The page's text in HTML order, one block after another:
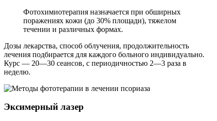
Фотохимиотерапия назначается при обширных
поражениях кожи (до 30% площади), тяжелом
течении и различных формах.
Дозы лекарства, способ облучения, продолжительность
лечения подбирается для каждого больного индивидуально.
Курс — 20—30 сеансов, с периодичностью 2—3 раза в
неделю.
Эксимерный лазер